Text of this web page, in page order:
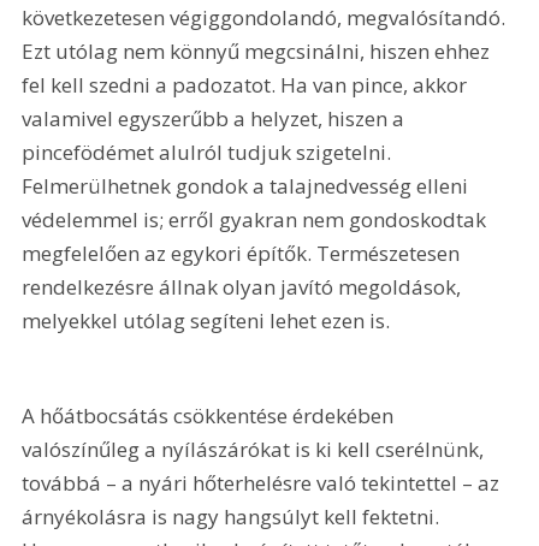
következetesen végiggondolandó, megvalósítandó.
Ezt utólag nem könnyű megcsinálni, hiszen ehhez
fel kell szedni a padozatot. Ha van pince, akkor
valamivel egyszerűbb a helyzet, hiszen a
pincefödémet alulról tudjuk szigetelni.
Felmerülhetnek gondok a talajnedvesség elleni
védelemmel is; erről gyakran nem gondoskodtak
megfelelően az egykori építők. Természetesen
rendelkezésre állnak olyan javító megoldások,
melyekkel utólag segíteni lehet ezen is.
A hőátbocsátás csökkentése érdekében
valószínűleg a nyílászárókat is ki kell cserélnünk,
továbbá – a nyári hőterhelésre való tekintettel – az
árnyékolásra is nagy hangsúlyt kell fektetni.